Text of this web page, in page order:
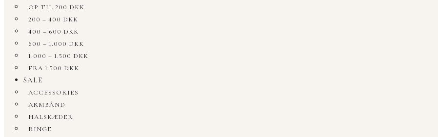
OP TIL 200 DKK
200 – 400 DKK
400 – 600 DKK
600 – 1.000 DKK
1.000 – 1.500 DKK
FRA 1.500 DKK
SALE
ACCESSORIES
ARMBÅND
HALSKÆDER
RINGE